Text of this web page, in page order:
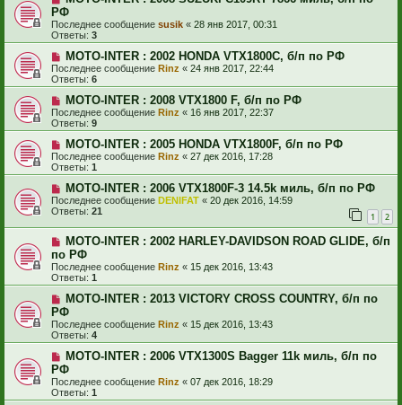
РФ
Последнее сообщение susik « 28 янв 2017, 00:31
Ответы: 3
MOTO-INTER : 2002 HONDA VTX1800C, б/п по РФ
Последнее сообщение Rinz « 24 янв 2017, 22:44
Ответы: 6
MOTO-INTER : 2008 VTX1800 F, б/п по РФ
Последнее сообщение Rinz « 16 янв 2017, 22:37
Ответы: 9
MOTO-INTER : 2005 HONDA VTX1800F, б/п по РФ
Последнее сообщение Rinz « 27 дек 2016, 17:28
Ответы: 1
MOTO-INTER : 2006 VTX1800F-3 14.5k миль, б/п по РФ
Последнее сообщение DENIFAT « 20 дек 2016, 14:59
Ответы: 21 1 2
MOTO-INTER : 2002 HARLEY-DAVIDSON ROAD GLIDE, б/п
по РФ
Последнее сообщение Rinz « 15 дек 2016, 13:43
Ответы: 1
MOTO-INTER : 2013 VICTORY CROSS COUNTRY, б/п по
РФ
Последнее сообщение Rinz « 15 дек 2016, 13:43
Ответы: 4
MOTO-INTER : 2006 VTX1300S Bagger 11k миль, б/п по
РФ
Последнее сообщение Rinz « 07 дек 2016, 18:29
Ответы: 1